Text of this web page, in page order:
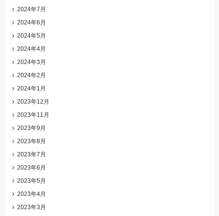
2024年7月
2024年6月
2024年5月
2024年4月
2024年3月
2024年2月
2024年1月
2023年12月
2023年11月
2023年9月
2023年8月
2023年7月
2023年6月
2023年5月
2023年4月
2023年3月